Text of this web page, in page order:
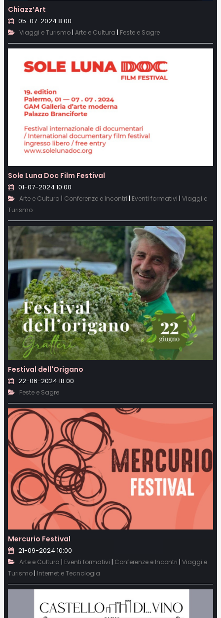
Chiazz’Art
05-07-2024 8:00
Viaggi e Turismo| Arte e Cultura | Feste e Sagre
Sole Luna Doc Film Festival
01-07-2024 10:00
Arte e Cultura | Conferenze e Incontri | Eventi formativi | Viaggi e
Turismo
Festival dell'Origano
22-06-2024 18:00
Feste e Sagre
Mercurio Festival
21-09-2024 10:00
Arte e Cultura | Eventi formativi | Conferenze e Incontri | Viaggi e
Turismo | Internet e Tecnologia